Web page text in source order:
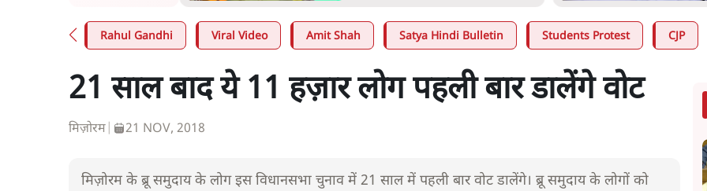
Rahul Gandhi Viral Video Amit Shah Satya Hindi Bulletin Students Protest CJP
21 साल बाद ये 11 हज़ार लोग पहली बार डालेंगे वोट
मिज़ोरम 21 NOV, 2018
मिज़ोरम के ब्रू समुदाय के लोग इस विधानसभा चुनाव में 21 साल में पहली बार वोट डालेंगे। ब्रू समुदाय के लोगों को